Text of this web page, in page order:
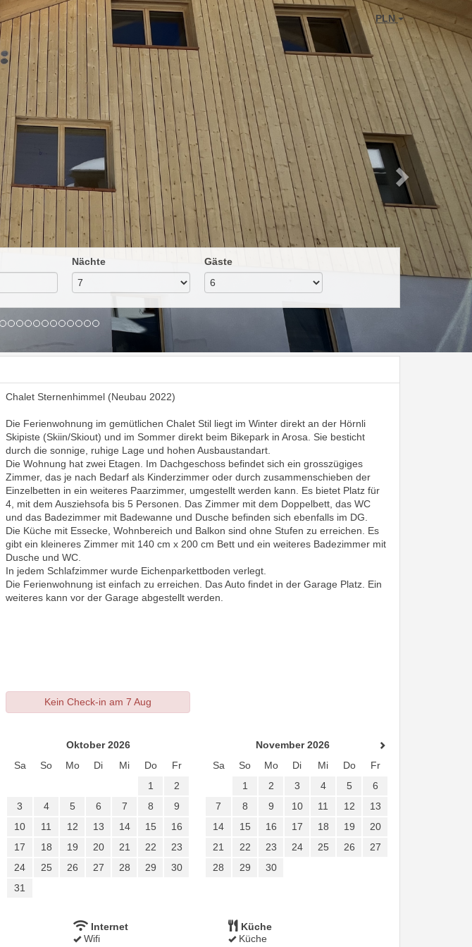
PLN
Next
Nächte Gäste
Chalet Sternenhimmel (Neubau 2022)
Die Ferienwohnung im gemütlichen Chalet Stil liegt im Winter direkt an der Hörnli
Skipiste (Skiin/Skiout) und im Sommer direkt beim Bikepark in Arosa. Sie besticht
durch die sonnige, ruhige Lage und hohen Ausbaustandart.
Die Wohnung hat zwei Etagen. Im Dachgeschoss befindet sich ein grosszügiges
Zimmer, das je nach Bedarf als Kinderzimmer oder durch zusammenschieben der
Einzelbetten in ein weiteres Paarzimmer, umgestellt werden kann. Es bietet Platz für
4, mit dem Ausziehsofa bis 5 Personen. Das Zimmer mit dem Doppelbett, das WC
und das Badezimmer mit Badewanne und Dusche befinden sich ebenfalls im DG.
Die Küche mit Essecke, Wohnbereich und Balkon sind ohne Stufen zu erreichen. Es
gibt ein kleineres Zimmer mit 140 cm x 200 cm Bett und ein weiteres Badezimmer mit
Dusche und WC.
In jedem Schlafzimmer wurde Eichenparkettboden verlegt.
Die Ferienwohnung ist einfach zu erreichen. Das Auto findet in der Garage Platz. Ein
weiteres kann vor der Garage abgestellt werden.
Kein Check-in am 7 Aug
Oktober 2026
Sa
So Mo Di Mi Do
Fr
1
2
3
4 5 6 7 8
9
10
11 12 13 14 15
16
17
18 19 20 21 22
23
24
25 26 27 28 29
30
31
November 2026
Sa
So Mo Di Mi Do
Fr
1
2 3 4 5
6
7
8 9 10 11 12
13
14
15 16 17 18 19
20
21
22 23 24 25 26
27
28
29 30
Internet
Wifi
Küche
Küche